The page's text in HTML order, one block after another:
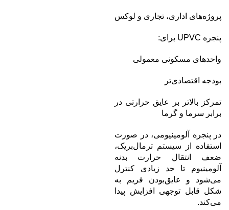
پروژه‌های اداری، تجاری و لوکس
پنجره UPVC برای:
واحدهای مسکونی معمولی
بودجه اقتصادی‌تر
تمرکز بالاتر بر عایق حرارتی در
برابر سرما و گرما
در پنجره آلومینیومی، در صورت
استفاده از سیستم ترمال‌بریک،
ضعف انتقال حرارت بدنه
آلومینیوم تا حد زیادی کنترل
می‌شود و عایق‌بودن فریم به
شکل قابل توجهی افزایش پیدا
می‌کند.